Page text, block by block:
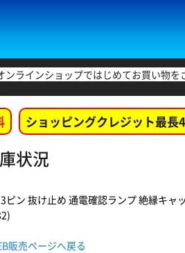
ンラインショップではじめてお買い物を
ショッピングクレジット最長
状況
ン 抜け止め 通電確認ランプ 絶縁キ
販売ページへ戻る